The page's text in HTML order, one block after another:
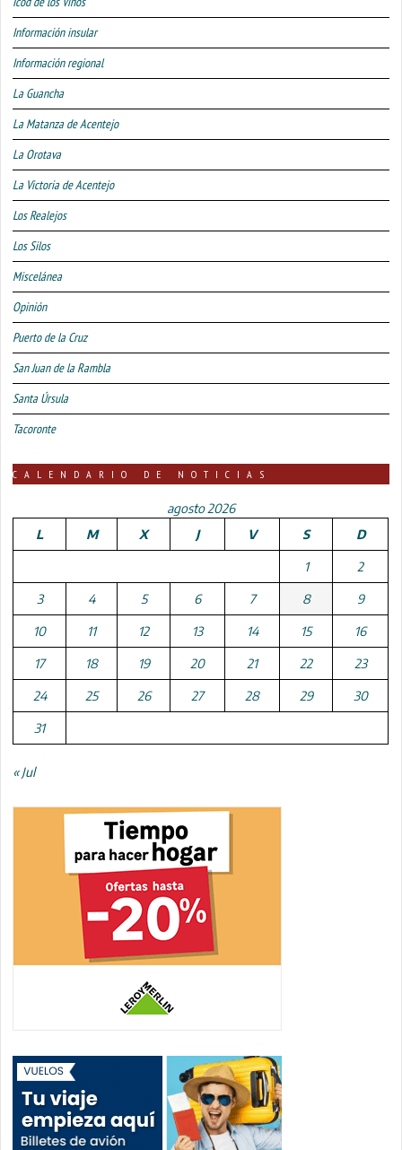
Información insular
Información regional
La Guancha
La Matanza de Acentejo
La Orotava
La Victoria de Acentejo
Los Realejos
Los Silos
Miscelánea
Opinión
Puerto de la Cruz
San Juan de la Rambla
Santa Úrsula
Tacoronte
CALENDARIO DE NOTICIAS
agosto 2026
L
M X J V S D
1 2
3 4 5 6 7 8 9
10 11 12 13 14 15 16
17 18 19 20 21 22 23
24 25 26 27 28 29 30
31
« Jul